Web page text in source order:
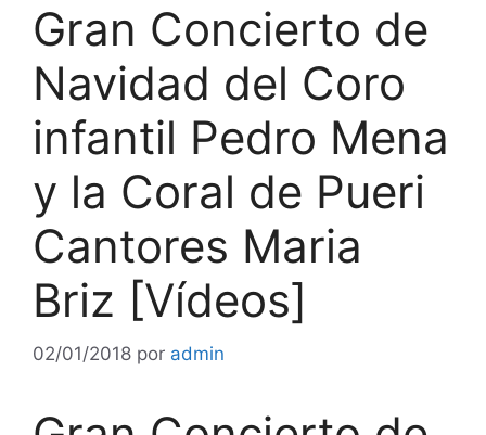
Gran Concierto de
Navidad del Coro
infantil Pedro Mena
y la Coral de Pueri
Cantores Maria
Briz [Vídeos]
02/01/2018 por admin